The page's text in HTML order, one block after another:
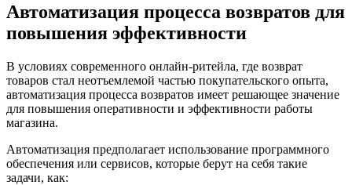
Автоматизация процесса возвратов для
повышения эффективности
В условиях современного онлайн-ритейла, где возврат
товаров стал неотъемлемой частью покупательского опыта,
автоматизация процесса возвратов имеет решающее значение
для повышения оперативности и эффективности работы
магазина.
Автоматизация предполагает использование программного
обеспечения или сервисов, которые берут на себя такие
задачи, как: